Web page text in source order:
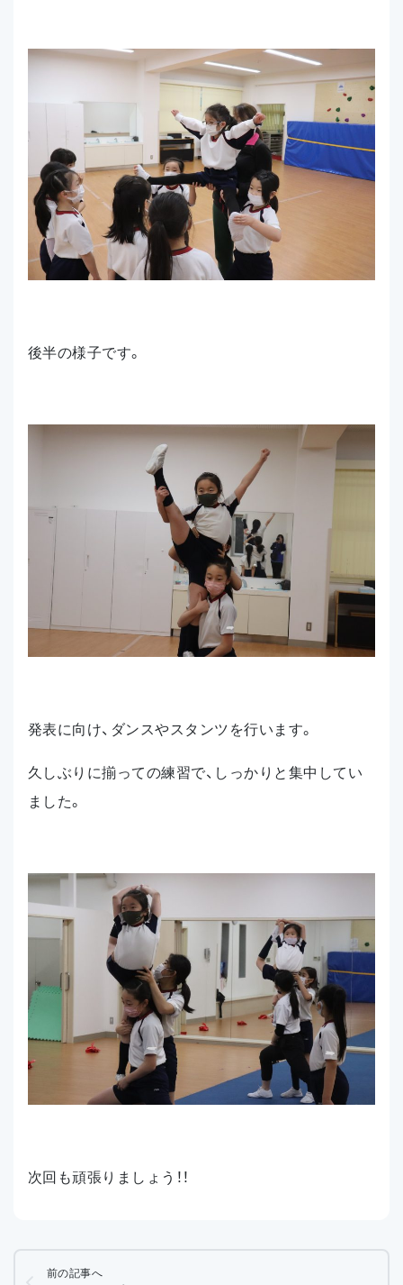
後半の様子です。
発表に向け、ダンスやスタンツを行います。
久しぶりに揃っての練習で、しっかりと集中してい
ました。
次回も頑張りましょう！！
前の記事へ